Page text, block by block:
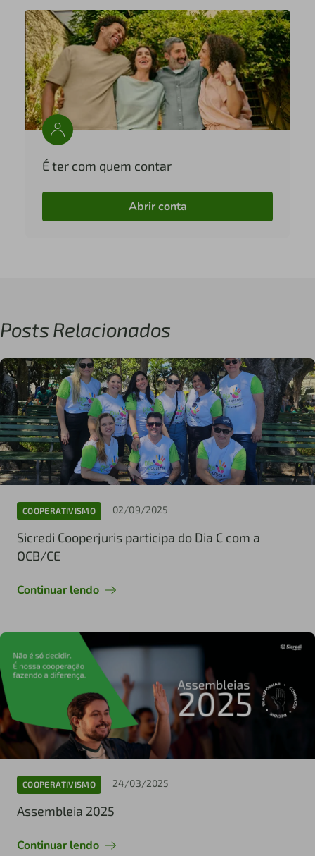
É ter com quem contar
Abrir conta
Posts Relacionados
COOPERATIVISMO 02/09/2025
Sicredi Cooperjuris participa do Dia C com a
OCB/CE
Continuar lendo
COOPERATIVISMO 24/03/2025
Assembleia 2025
Continuar lendo